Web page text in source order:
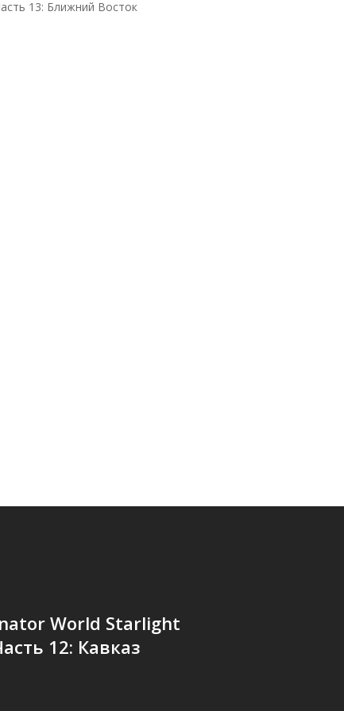
13: Ближний Восток
World Starlight
12: Кавказ